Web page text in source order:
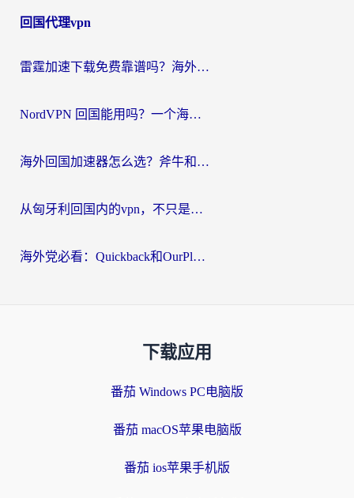
回国代理vpn
雷霆加速下载免费靠谱吗？海外党选回国加速器的避坑指南（附热门工具对比）
NordVPN 回国能用吗？一个海外用户必须面对的真实困境
海外回国加速器怎么选？斧牛和海龟哪个好？一篇帮你避开坑的实用指南
从匈牙利回国内的vpn，不只是为了刷剧那么简单
海外党必看：Quickback和OurPlay好用吗？3分钟选对回国加速器，无缝刷剧玩游戏
下载应用
番茄 Windows PC电脑版
番茄 macOS苹果电脑版
番茄 ios苹果手机版